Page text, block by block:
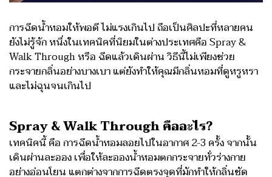
การฉีดน้ำหอมให้พอดี ไม่แรงเกินไป ถือเป็นศิลปะที่หลายคน
ยังไม่รู้จัก หนึ่งในเทคนิคที่นิยมในต่างประเทศคือ Spray &
Walk Through หรือ ฉีดแล้วเดินผ่าน วิธีนี้ไม่เพียงช่วย
กระจายกลิ่นอย่างบางเบา แต่ยังทำให้คุณมีกลิ่นหอมที่ดูหรูหรา
และไม่ฉุนจนเกินไป
Spray & Walk Through คืออะไร?
เทคนิคนี้ คือ การฉีดน้ำหอมลอยไปในอากาศ 2-3 ครั้ง จากนั้น
เดินผ่านละออง เพื่อให้ละอองน้ำหอมตกกระจายทั่วร่างกาย
อย่างอ่อนโยน แตกต่างจากการฉีดตรงจุดที่มักทำให้กลิ่นชัด